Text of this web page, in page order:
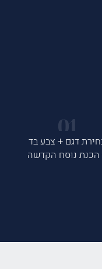
דגם + צבע בד
הכנת נוסח הקדשה